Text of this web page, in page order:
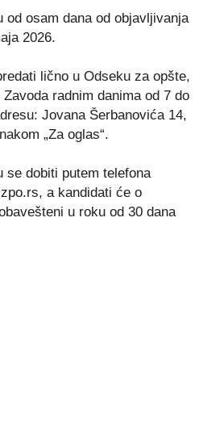
od osam dana od objavljivanja
2026.
lično u Odseku za opšte,
radnim danima od 7 do
Jovana Šerbanovića 14,
„Za oglas“.
se dobiti putem telefona
a kandidati će o
u roku od 30 dana